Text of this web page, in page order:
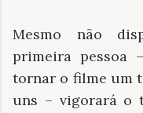
Mesmo não
primeira pessoa
tornar o filme um
uns – vigorará o